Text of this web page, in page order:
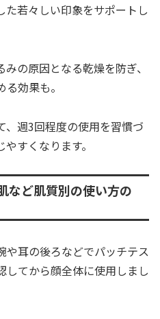
た若々しい印象をサポートし
の原因となる乾燥を防ぎ、
効果も。
、週3回程度の使用を習慣づ
すくなります。
など肌質別の使い方の
や耳の後ろなどでパッチテス
してから顔全体に使用しまし